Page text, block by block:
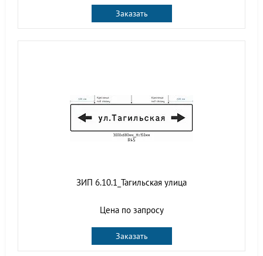
Заказать
ЗИП 6.10.1_Тагильская улица
Цена по запросу
Заказать